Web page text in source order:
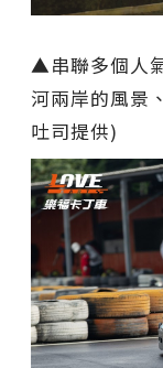
▲串聯多個人
河兩岸的風景
吐司提供)